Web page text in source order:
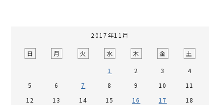
2017年11月
日 月 火 水 木 金 土
1 2 3
4
5
6 7 8 9 10
11
12
13 14 15 16 17
18